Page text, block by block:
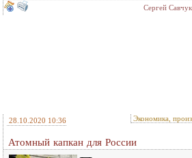
Сергей Савчук
28.10.2020 10:36 Экономика,
Атомный капкан для России